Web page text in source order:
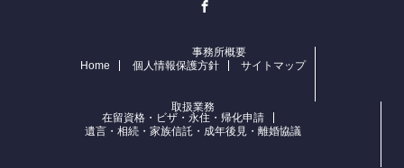
Home
事務所概要
個人情報保護方針
サイトマップ
取扱業務
在留資格・ビザ・永住・帰化申請
遺言・相続・家族信託・成年後見・離婚協議